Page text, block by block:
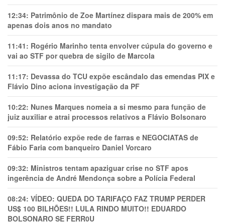
12:34: Patrimônio de Zoe Martínez dispara mais de 200% em
apenas dois anos no mandato
11:41: Rogério Marinho tenta envolver cúpula do governo e
vai ao STF por quebra de sigilo de Marcola
11:17: Devassa do TCU expõe escândalo das emendas PIX e
Flávio Dino aciona investigação da PF
10:22: Nunes Marques nomeia a si mesmo para função de
juiz auxiliar e atrai processos relativos a Flávio Bolsonaro
09:52: Relatório expõe rede de farras e NEGOCIATAS de
Fábio Faria com banqueiro Daniel Vorcaro
09:32: Ministros tentam apaziguar crise no STF apos
ingerência de André Mendonça sobre a Polícia Federal
08:24: VÍDEO: QUEDA DO TARIFAÇO FAZ TRUMP PERDER
US$ 100 BILHÕES!! LULA RINDO MUITO!! EDUARDO
BOLSONARO SE FERR0U